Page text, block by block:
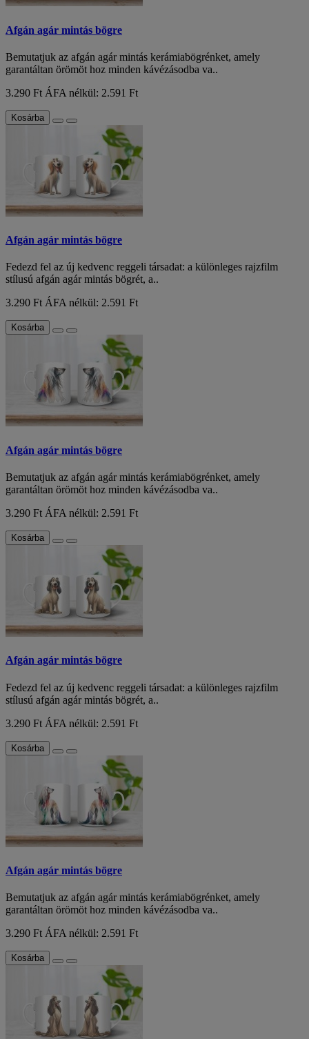
Afgán agár mintás bögre
Bemutatjuk az afgán agár mintás kerámiabögrénket, amely
garantáltan örömöt hoz minden kávézásodba va..
3.290 Ft ÁFA nélkül: 2.591 Ft
Kosárba
Afgán agár mintás bögre
Fedezd fel az új kedvenc reggeli társadat: a különleges rajzfilm
stílusú afgán agár mintás bögrét, a..
3.290 FtÁFA nélkül: 2.591 Ft
Kosárba
Afgán agár mintás bögre
Bemutatjuk az afgán agár mintás kerámiabögrénket, amely
garantáltan örömöt hoz minden kávézásodba va..
3.290 Ft ÁFA nélkül: 2.591 Ft
Kosárba
Afgán agár mintás bögre
Fedezd fel az új kedvenc reggeli társadat: a különleges rajzfilm
stílusú afgán agár mintás bögrét, a..
3.290 Ft ÁFA nélkül: 2.591 Ft
Kosárba
Afgán agár mintás bögre
Bemutatjuk az afgán agár mintás kerámiabögrénket, amely
garantáltan örömöt hoz minden kávézásodba va..
3.290 Ft ÁFA nélkül: 2.591 Ft
Kosárba